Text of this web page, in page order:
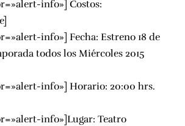
info»] Costos:
info»] Fecha: Estreno 18 de
todos los Miércoles 2015
info»] Horario: 20:00 hrs.
info»]Lugar: Teatro